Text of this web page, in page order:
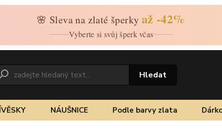
🌸 Sleva na zlaté šperky až -42%
Vyberte si svůj šperk včas
Hledat
NÁUŠNICE Podle barvy zlata